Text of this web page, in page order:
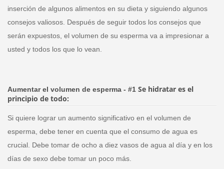
inserción de algunos alimentos en su dieta y siguiendo algunos
consejos valiosos. Después de seguir todos los consejos que
serán expuestos, el volumen de su esperma va a impresionar a
usted y todos los que lo vean.
Aumentar el volumen de esperma - #1 Se hidratar es el
principio de todo:
Si quiere lograr un aumento significativo en el volumen de
esperma, debe tener en cuenta que el consumo de agua es
crucial. Debe tomar de ocho a diez vasos de agua al día y en los
días de sexo debe tomar un poco más.